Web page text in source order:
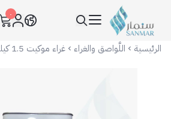
سنمار Sanmar
٠
الرئيسية اللَّواصق والغراء غراء موكيت 1.5 كيلو